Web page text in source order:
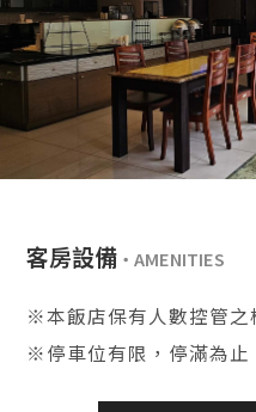
客房設備
※本飯店保有人數控管之
※停車位有限，停滿為止